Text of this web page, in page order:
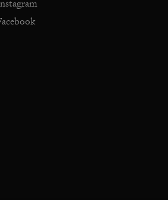
Instagram
Facebook